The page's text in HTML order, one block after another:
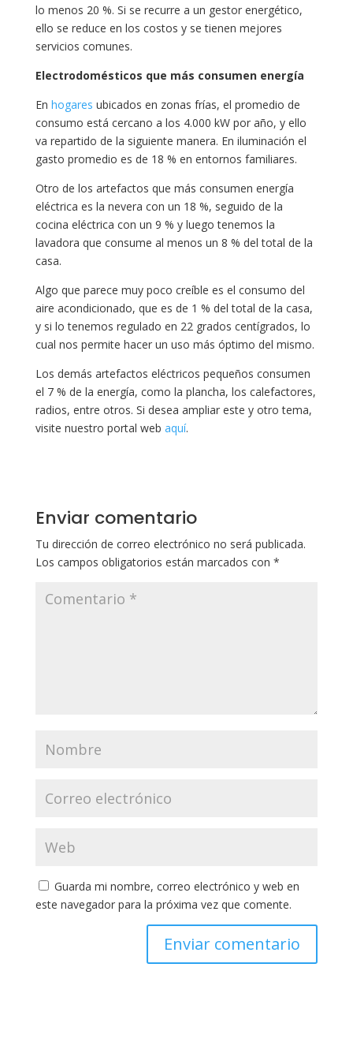
lo menos 20 %. Si se recurre a un gestor energético,
ello se reduce en los costos y se tienen mejores
servicios comunes.
Electrodomésticos que más consumen energía
En hogares ubicados en zonas frías, el promedio de
consumo está cercano a los 4.000 kW por año, y ello
va repartido de la siguiente manera. En iluminación el
gasto promedio es de 18 % en entornos familiares.
Otro de los artefactos que más consumen energía
eléctrica es la nevera con un 18 %, seguido de la
cocina eléctrica con un 9 % y luego tenemos la
lavadora que consume al menos un 8 % del total de la
casa.
Algo que parece muy poco creíble es el consumo del
aire acondicionado, que es de 1 % del total de la casa,
y si lo tenemos regulado en 22 grados centígrados, lo
cual nos permite hacer un uso más óptimo del mismo.
Los demás artefactos eléctricos pequeños consumen
el 7 % de la energía, como la plancha, los calefactores,
radios, entre otros. Si desea ampliar este y otro tema,
visite nuestro portal web aquí.
Enviar comentario
Tu dirección de correo electrónico no será publicada.
Los campos obligatorios están marcados con *
Guarda mi nombre, correo electrónico y web en
este navegador para la próxima vez que comente.